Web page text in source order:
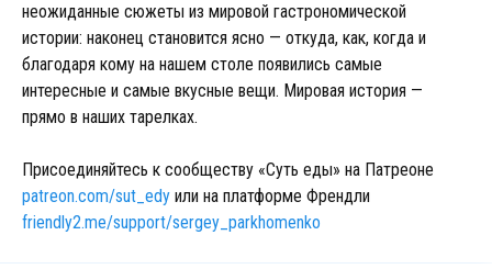
неожиданные сюжеты из мировой гастрономической
истории: наконец становится ясно — откуда, как, когда и
благодаря кому на нашем столе появились самые
интересные и самые вкусные вещи. Мировая история —
прямо в наших тарелках.
Присоединяйтесь к сообществу «Суть еды» на Патреоне
patreon.com/sut_edy или на платформе Френдли
friendly2.me/support/sergey_parkhomenko